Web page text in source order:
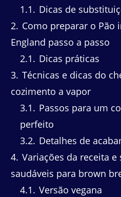
1.1
Dicas de
2 Como preparar o Pão
England passo a passo
2.1
Dicas práticas
3 Técnicas e dicas do
cozimento a vapor
3.1
Passos para um
perfeito
3.2 Detalhes de
4 Variações da receita
saudáveis para brown
4.1
Versão vegana